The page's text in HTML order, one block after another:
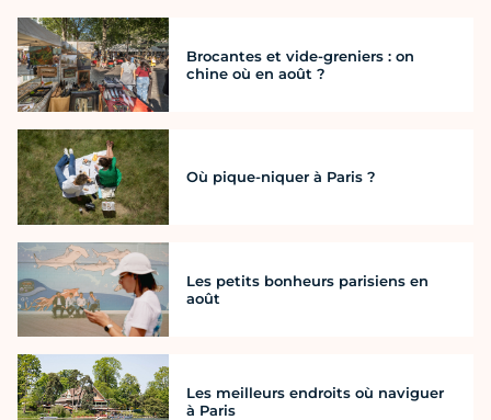
Brocantes et vide-greniers : on
chine où en août ?
Où pique-niquer à Paris ?
Les petits bonheurs parisiens en
août
Les meilleurs endroits où naviguer
à Paris